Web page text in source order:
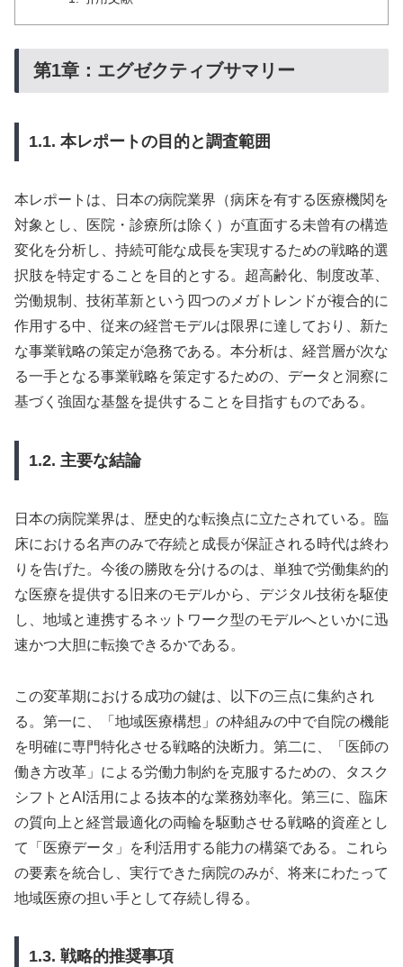
第1章：エグゼクティブサマリー
1.1. 本レポートの目的と調査範囲
本レポートは、日本の病院業界（病床を有する医療機関を
対象とし、医院・診療所は除く）が直面する未曾有の構造
変化を分析し、持続可能な成長を実現するための戦略的選
択肢を特定することを目的とする。超高齢化、制度改革、
労働規制、技術革新という四つのメガトレンドが複合的に
作用する中、従来の経営モデルは限界に達しており、新た
な事業戦略の策定が急務である。本分析は、経営層が次な
る一手となる事業戦略を策定するための、データと洞察に
基づく強固な基盤を提供することを目指すものである。
1.2. 主要な結論
日本の病院業界は、歴史的な転換点に立たされている。臨
床における名声のみで存続と成長が保証される時代は終わ
りを告げた。今後の勝敗を分けるのは、単独で労働集約的
な医療を提供する旧来のモデルから、デジタル技術を駆使
し、地域と連携するネットワーク型のモデルへといかに迅
速かつ大胆に転換できるかである。
この変革期における成功の鍵は、以下の三点に集約され
る。第一に、「地域医療構想」の枠組みの中で自院の機能
を明確に専門特化させる戦略的決断力。第二に、「医師の
働き方改革」による労働力制約を克服するための、タスク
シフトとAI活用による抜本的な業務効率化。第三に、臨床
の質向上と経営最適化の両輪を駆動させる戦略的資産とし
て「医療データ」を利活用する能力の構築である。これら
の要素を統合し、実行できた病院のみが、将来にわたって
地域医療の担い手として存続し得る。
1.3. 戦略的推奨事項